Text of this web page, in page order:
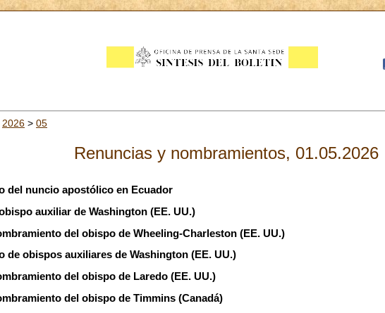
2026 > 05
Renuncias y nombramientos, 01.05.2026
del nuncio apostólico en Ecuador
auxiliar de Washington (EE. UU.)
del obispo de Wheeling-Charleston (EE. UU.)
de obispos auxiliares de Washington (EE. UU.)
del obispo de Laredo (EE. UU.)
del obispo de Timmins (Canadá)